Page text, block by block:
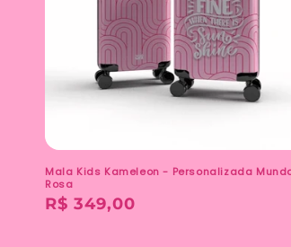
Mala Kids Kameleon - Personalizada
Rosa
Preço
R$ 349,00